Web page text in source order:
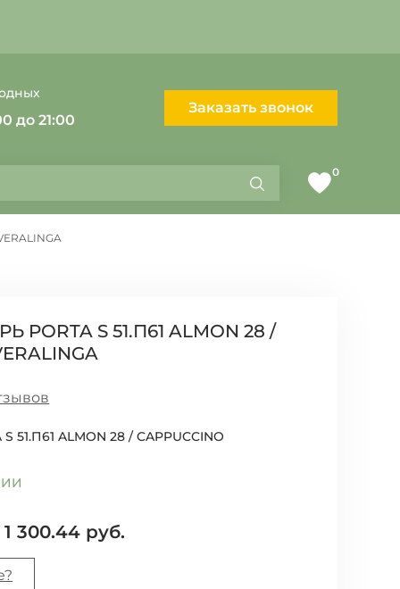
до 21:00
Заказать звонок
Список
0
S 51.П61 ALMON 28 /
S 51.П61 ALMON 28 / CAPPUCCINO
1 300.44 руб.